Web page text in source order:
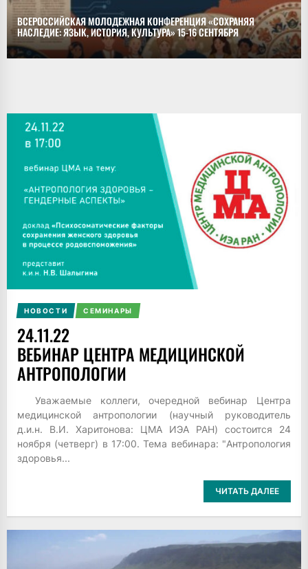
ВСЕРОССИЙСКАЯ МОЛОДЕЖНАЯ КОНФЕРЕНЦИЯ «СОХРАНЯЯ
НАСЛЕДИЕ: ЯЗЫК, ИСТОРИЯ, КУЛЬТУРА» 15-16 СЕНТЯБРЯ
НОВОСТИ СЕМИНАРЫ
24.11.22
ВЕБИНАР ЦЕНТРА МЕДИЦИНСКОЙ
АНТРОПОЛОГИИ
Уважаемые коллеги, очередной вебинар Центра
медицинской антропологии (научный руководитель
д.и.н. В.И. Харитонова: ЦМА ИЭА РАН) состоится 24
ноября (четверг) в 17:00. Тема вебинара: "Антропология
здоровья...
ЧИТАТЬ ДАЛЕЕ